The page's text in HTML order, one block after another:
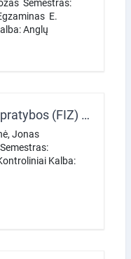
Semestras:
E.
Anglų
Aukštosios matematikos pratybos (FIZ) 2026 pavasaris
Jonas
Kalba: